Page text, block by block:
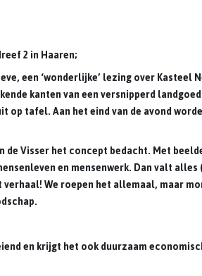
2 in Haaren;
een ‘wonderlijke’ lezing over Kasteel
kanten van een versnipperd
tafel. Aan het eind van de avond
Visser het concept bedacht. Met
en mensenwerk. Dan valt
We roepen het allemaal, maar
en krijgt het ook duurzaam